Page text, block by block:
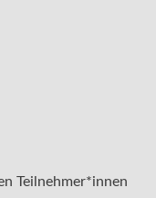
Teilnehmer*innen